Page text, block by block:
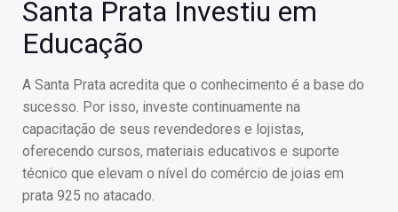
Santa Prata Investiu em
Educação
A Santa Prata acredita que o conhecimento é a base do
sucesso. Por isso, investe continuamente na
capacitação de seus revendedores e lojistas,
oferecendo cursos, materiais educativos e suporte
técnico que elevam o nível do comércio de joias em
prata 925 no atacado.